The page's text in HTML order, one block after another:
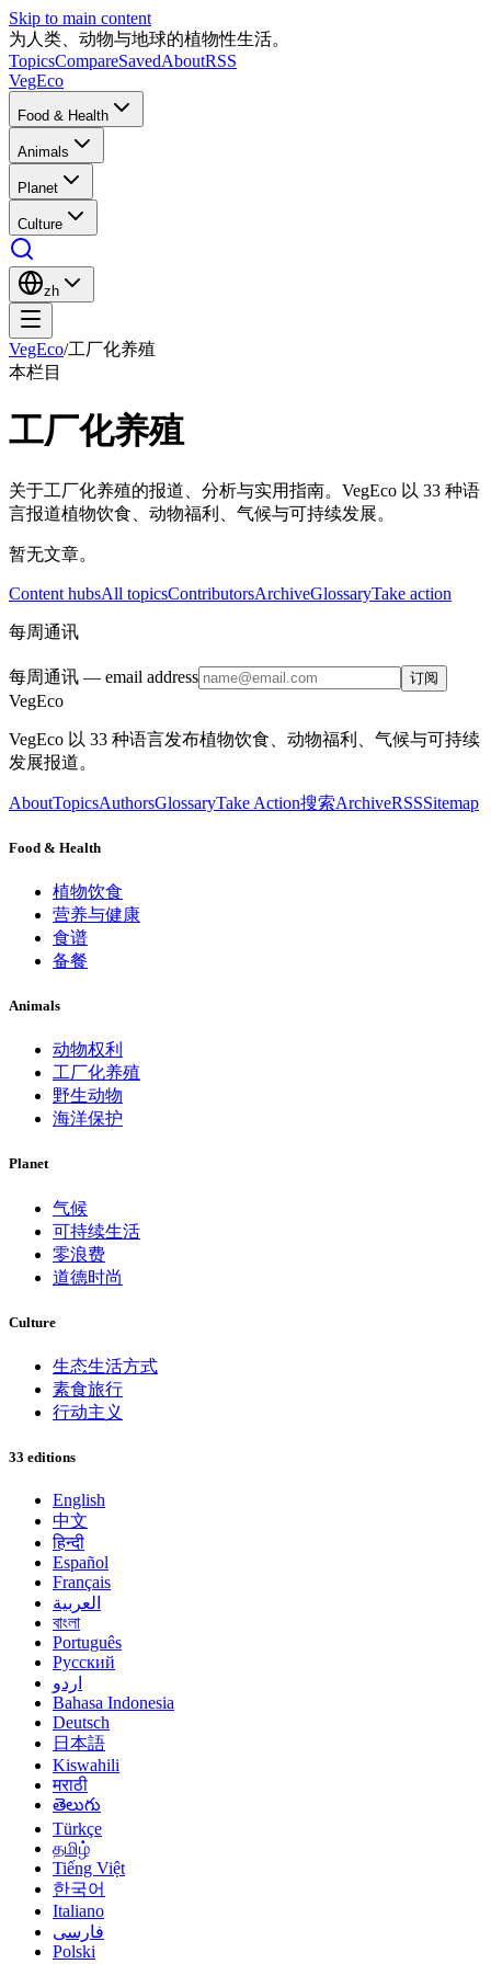
Skip to main content
为人类、动物与地球的植物性生活。
TopicsCompareSavedAboutRSS
VegEco
Food & Health
Animals
Planet
Culture
zh
VegEco/工厂化养殖
本栏目
工厂化养殖
关于工厂化养殖的报道、分析与实用指南。VegEco 以 33 种语
言报道植物饮食、动物福利、气候与可持续发展。
暂无文章。
Content hubsAll topicsContributorsArchiveGlossaryTake action
每周通讯
每周通讯 — email address 订阅
VegEco
VegEco 以 33 种语言发布植物饮食、动物福利、气候与可持续
发展报道。
AboutTopicsAuthorsGlossaryTake Action搜索ArchiveRSSSitemap
Food & Health
植物饮食
营养与健康
食谱
备餐
Animals
动物权利
工厂化养殖
野生动物
海洋保护
Planet
气候
可持续生活
零浪费
道德时尚
Culture
生态生活方式
素食旅行
行动主义
33 editions
English
中文
हिन्दी
Español
Français
العربية
বাংলা
Português
Русский
اردو
Bahasa Indonesia
Deutsch
日本語
Kiswahili
मराठी
తెలుగు
Türkçe
தமிழ்
Tiếng Việt
한국어
Italiano
فارسی
Polski